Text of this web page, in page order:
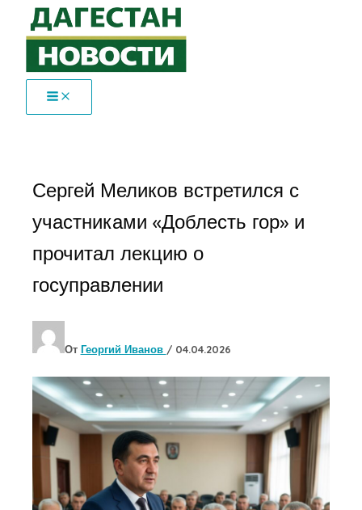
Перейти
содержимому
Сергей Меликов встретился с
участниками «Доблесть гор» и
прочитал лекцию о
госуправлении
От Георгий Иванов / 04.04.2026